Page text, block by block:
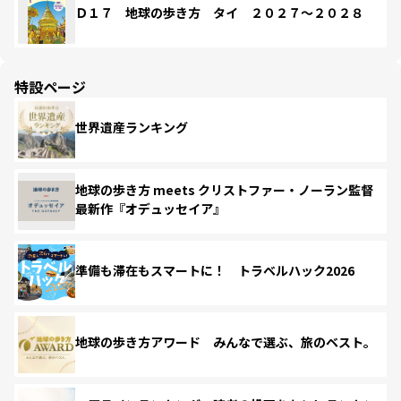
Ｄ１７ 地球の歩き方 タイ ２０２７～２０２８
特設ページ
世界遺産ランキング
地球の歩き方 meets クリストファー・ノーラン監督
最新作『オデュッセイア』
準備も滞在もスマートに！ トラベルハック2026
地球の歩き方アワード みんなで選ぶ、旅のベスト。